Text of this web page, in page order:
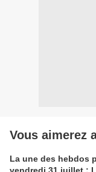
Vous aimerez
La une des hebdos